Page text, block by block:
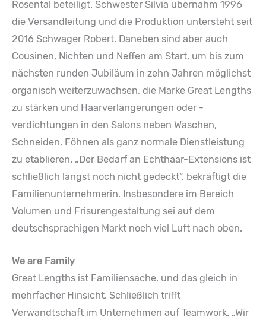
Rosental beteiligt. Schwester Silvia übernahm 1996
die Versandleitung und die Produktion untersteht seit
2016 Schwager Robert. Daneben sind aber auch
Cousinen, Nichten und Neffen am Start, um bis zum
nächsten runden Jubiläum in zehn Jahren möglichst
organisch weiterzuwachsen, die Marke Great Lengths
zu stärken und Haarverlängerungen oder -
verdichtungen in den Salons neben Waschen,
Schneiden, Föhnen als ganz normale Dienstleistung
zu etablieren. „Der Bedarf an Echthaar-Extensions ist
schließlich längst noch nicht gedeckt“, bekräftigt die
Familienunternehmerin. Insbesondere im Bereich
Volumen und Frisurengestaltung sei auf dem
deutschsprachigen Markt noch viel Luft nach oben.
We are Family
Great Lengths ist Familiensache, und das gleich in
mehrfacher Hinsicht. Schließlich trifft
Verwandtschaft im Unternehmen auf Teamwork. „Wir